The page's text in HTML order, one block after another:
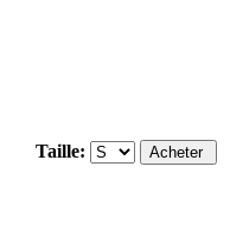
Taille: